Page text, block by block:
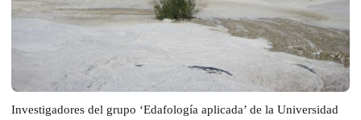
Investigadores del grupo ‘Edafología aplicada’ de la Universidad